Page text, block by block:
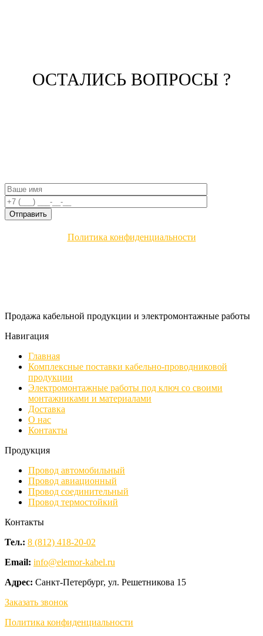
ОСТАЛИСЬ ВОПРОСЫ ?
Политика конфиденциальности
Продажа кабельной продукции и электромонтажные работы
Навигация
Главная
Комплексные поставки кабельно-проводниковой
продукции
Электромонтажные работы под ключ со своими
монтажниками и материалами
Доставка
О нас
Контакты
Продукция
Провод автомобильный
Провод авиационный
Провод соединительный
Провод термостойкий
Контакты
Тел.: 8 (812) 418-20-02
Email: info@elemor-kabel.ru
Адрес: Санкт-Петербург, ул. Решетникова 15
Заказать звонок
Политика конфиденциальности